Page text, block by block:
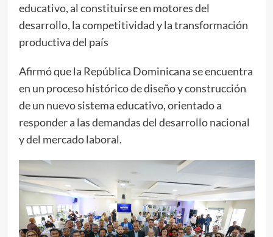
educativo, al constituirse en motores del
desarrollo, la competitividad y la transformación
productiva del país
Afirmó que la República Dominicana se encuentra
en un proceso histórico de diseño y construcción
de un nuevo sistema educativo, orientado a
responder a las demandas del desarrollo nacional
y del mercado laboral.